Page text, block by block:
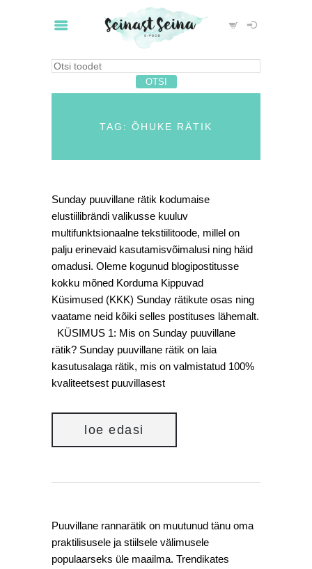
TAG: ÕHUKE RÄTIK
Sunday puuvillane rätik kodumaise
elustiilibrändi valikusse kuuluv
multifunktsionaalne tekstiilitoode, millel on
palju erinevaid kasutamisvõimalusi ning häid
omadusi. Oleme kogunud blogipostitusse
kokku mõned Korduma Kippuvad
Küsimused (KKK) Sunday rätikute osas ning
vaatame neid kõiki selles postituses lähemalt.
KÜSIMUS 1: Mis on Sunday puuvillane
rätik? Sunday puuvillane rätik on laia
kasutusalaga rätik, mis on valmistatud 100%
kvaliteetsest puuvillasest
loe edasi
Puuvillane rannarätik on muutunud tänu oma
praktilisusele ja stiilsele välimusele
populaarseks üle maailma. Trendikates